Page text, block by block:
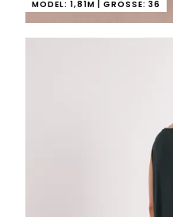
MODEL: 1,81M | GRÖSSE: 36